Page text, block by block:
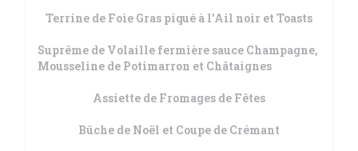
Terrine de Foie Gras piqué à l'Ail noir et Toasts
Suprême de Volaille fermière sauce Champagne,
Mousseline de Potimarron et Châtaignes
Assiette de Fromages de Fêtes
Bûche de Noël et Coupe de Crémant